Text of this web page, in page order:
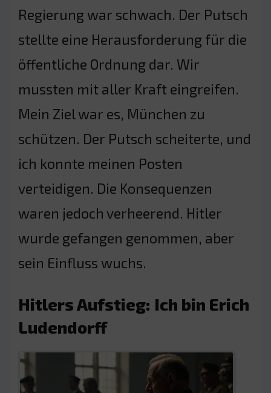
Regierung war schwach. Der Putsch
stellte eine Herausforderung für die
öffentliche Ordnung dar. Wir
mussten mit aller Kraft eingreifen.
Mein Ziel war es, München zu
schützen. Der Putsch scheiterte, und
ich konnte meinen Posten
verteidigen. Die Konsequenzen
waren jedoch verheerend. Hitler
wurde gefangen genommen, aber
sein Einfluss wuchs.
Hitlers Aufstieg: Ich bin Erich
Ludendorff